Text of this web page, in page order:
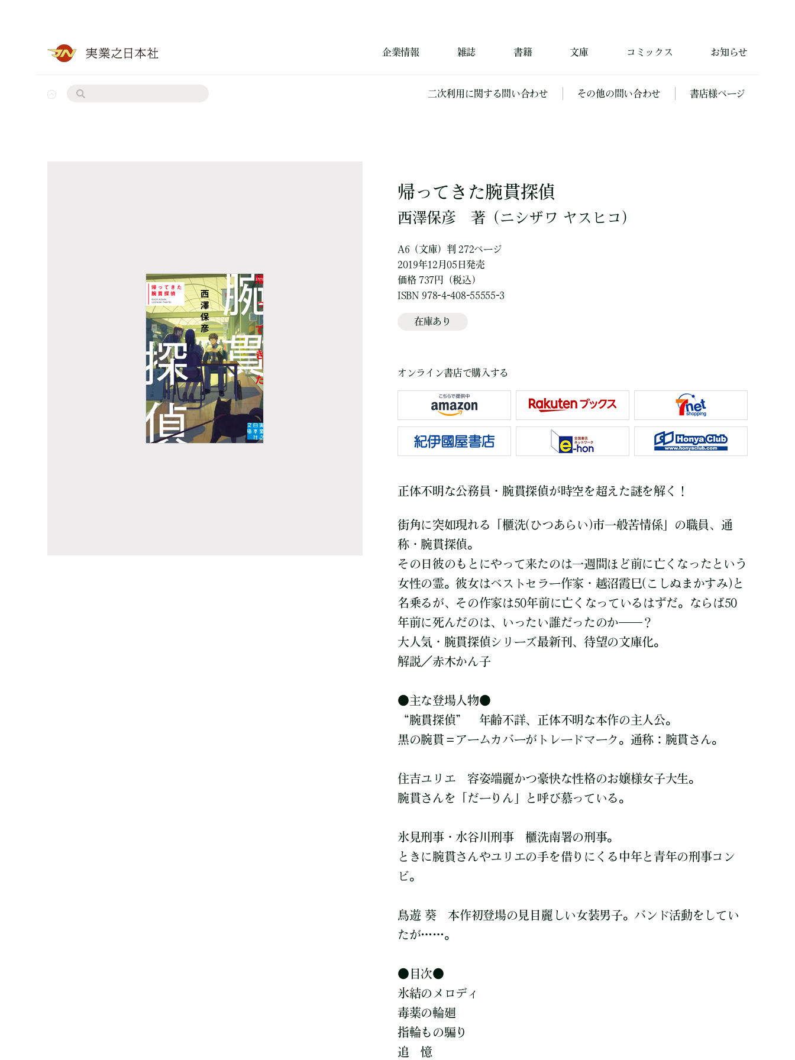
企業情報 雑誌 書籍 文庫 コミックス お知らせ
二次利用に関する問い合わせ その他の問い合わせ 書店様ページ
帰ってきた腕貫探偵
西澤保彦 著 （ニシザワ ヤスヒコ）
A6（文庫）判 272ページ
2019年12月05日発売
価格 737円（税込）
ISBN 978-4-408-55555-3
在庫あり
オンライン書店で購入する
正体不明な公務員・腕貫探偵が時空を超えた謎を解く！
街角に突如現れる「櫃洗(ひつあらい)市一般苦情係」の職員、通
称・腕貫探偵。
その日彼のもとにやって来たのは一週間ほど前に亡くなったという
女性の霊。彼女はベストセラー作家・越沼霞巳(こしぬまかすみ)と
名乗るが、その作家は50年前に亡くなっているはずだ。ならば50
年前に死んだのは、いったい誰だったのか――？
大人気・腕貫探偵シリーズ最新刊、待望の文庫化。
解説／赤木かん子
●主な登場人物●
“腕貫探偵” 年齢不詳、正体不明な本作の主人公。
黒の腕貫＝アームカバーがトレードマーク。通称：腕貫さん。
住吉ユリエ 容姿端麗かつ豪快な性格のお嬢様女子大生。
腕貫さんを「だーりん」と呼び慕っている。
氷見刑事・水谷川刑事 櫃洗南署の刑事。
ときに腕貫さんやユリエの手を借りにくる中年と青年の刑事コン
ビ。
鳥遊 葵 本作初登場の見目麗しい女装男子。バンド活動をしてい
たが……。
●目次●
氷結のメロディ
毒薬の輪廻
指輪もの騙り
追 憶